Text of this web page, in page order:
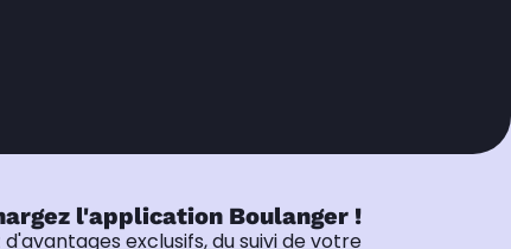
l'application Boulanger !
exclusifs, du suivi de votre